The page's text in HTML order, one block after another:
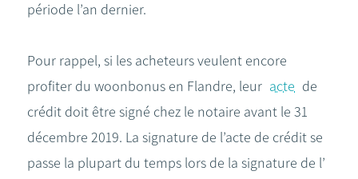
période l’an dernier.
Pour rappel, si les acheteurs veulent encore
profiter du woonbonus en Flandre, leur acte de
crédit doit être signé chez le notaire avant le 31
décembre 2019. La signature de l’acte de crédit se
passe la plupart du temps lors de la signature de l’